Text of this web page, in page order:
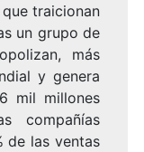
traicionan
un grupo de
más
y genera
mil millones
compañías
de las ventas